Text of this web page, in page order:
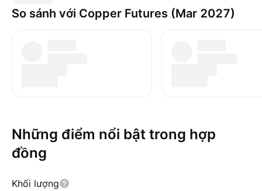
So sánh với Copper Futures (Mar 2027)
Những điểm nổi bật trong hợp
đồng
Khối lượng